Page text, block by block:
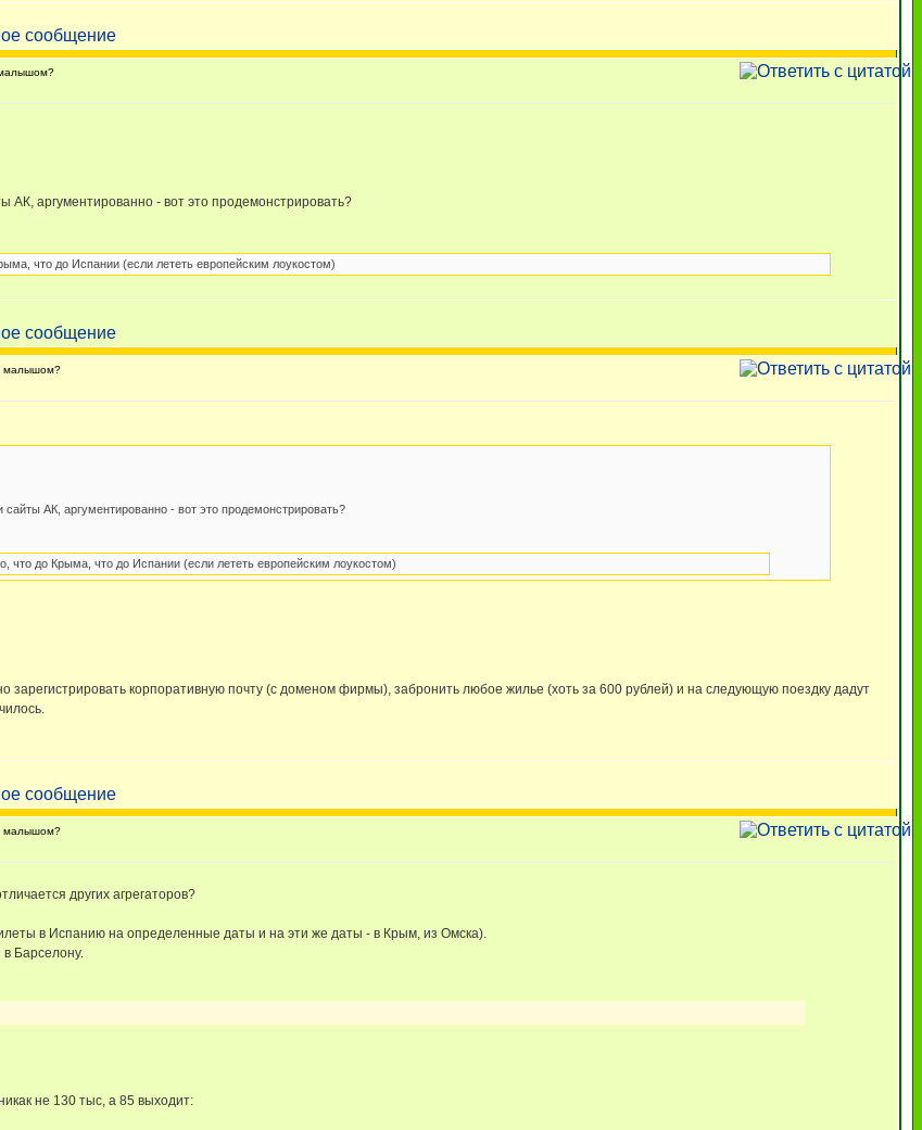
АК, аргументированно - вот это продемонстрировать?
что до Испании (если лететь европейским лоукостом)
малышом?
АК, аргументированно - вот это продемонстрировать?
что до Крыма, что до Испании (если лететь европейским лоукостом)
зарегистрировать корпоративную почту (с доменом фирмы), забронить любое жилье (хоть за 600 рублей) и на следующую поездку дадут
малышом?
других агрегаторов?
в Испанию на определенные даты и на эти же даты - в Крым, из Омска).
Барселону.
не 130 тыс, а 85 выходит: